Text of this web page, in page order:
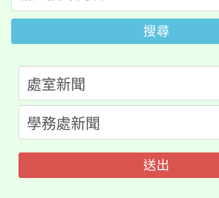
視費優惠，中低收入戶
半價優惠，詳情可洽有
者。
大園自造教育及科技中
份教師增能研習
大溪自造教育及科技
份教師研習
會
115年食農教育專業人
程
搜尋
送出